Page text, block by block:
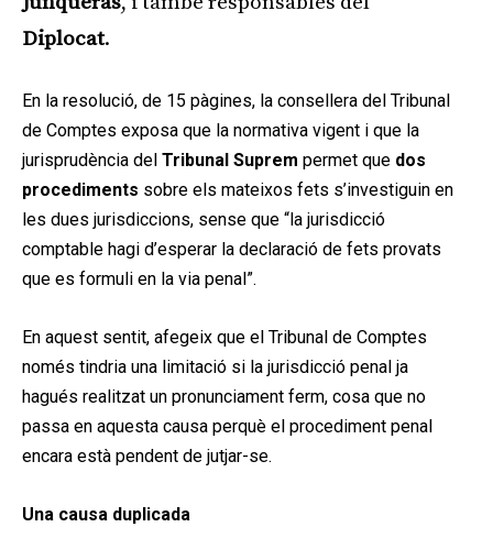
Diplocat.
En la resolució, de 15 pàgines, la consellera del Tribunal
de Comptes exposa que la normativa vigent i que la
jurisprudència del Tribunal Suprem permet que dos
procediments sobre els mateixos fets s’investiguin en
les dues jurisdiccions, sense que “la jurisdicció
comptable hagi d’esperar la declaració de fets provats
que es formuli en la via penal”.
En aquest sentit, afegeix que el Tribunal de Comptes
només tindria una limitació si la jurisdicció penal ja
hagués realitzat un pronunciament ferm, cosa que no
passa en aquesta causa perquè el procediment penal
encara està pendent de jutjar-se.
Una causa duplicada